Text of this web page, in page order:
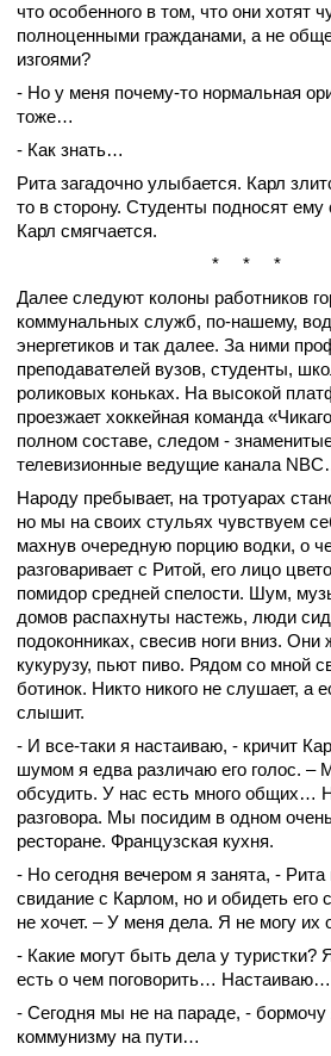
что особенного в том, что они хотят
полноценными гражданами, а не
изгоями?
- Но у меня почему-то нормальная
тоже…
- Как знать…
Рита загадочно улыбается. Карл
то в сторону. Студенты подносят ему
Карл смягчается.
* * *
Далее следуют колоны работников
коммунальных служб, по-нашему,
энергетиков и так далее. За ними
преподавателей вузов, студенты,
роликовых коньках. На высокой
проезжает хоккейная команда
полном составе, следом -
телевизионные ведущие канала
Народу пребывает, на тротуарах
но мы на своих стульях чувствуем
махнув очередную порцию водки, о
разговаривает с Ритой, его лицо
помидор средней спелости. Шум,
домов распахнуты настежь, люди
подоконниках, свесив ноги вниз.
кукурузу, пьют пиво. Рядом со мной
ботинок. Никто никого не слушает, а
слышит.
- И все-таки я настаиваю, - кричит
шумом я едва различаю его голос. –
обсудить. У нас есть много общих…
разговора. Мы посидим в одном
ресторане. Французская кухня.
- Но сегодня вечером я занята, - Рита
свидание с Карлом, но и обидеть его
не хочет. – У меня дела. Я не могу их
- Какие могут быть дела у
есть о чем поговорить… Настаиваю…
- Сегодня мы не на параде, -
коммунизму на пути…